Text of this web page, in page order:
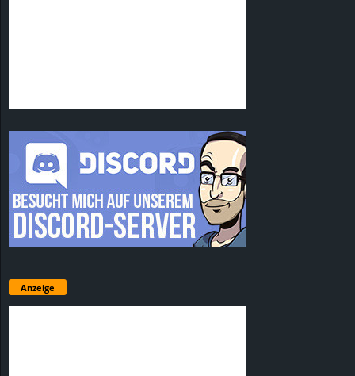
Anzeige